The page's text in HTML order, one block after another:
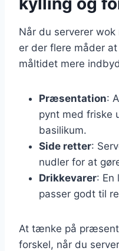
Når du serverer
er der flere måder
måltidet mere
Præsentation:
pynt med friske
basilikum.
Side retter:
nudler for at
Drikkevarer: En
passer godt til
At tænke på
forskel, når du